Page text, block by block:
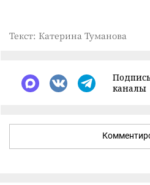
Текст: Катерина Туманова
каналы